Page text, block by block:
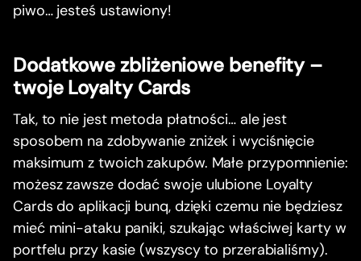
piwo… jesteś ustawiony!
Dodatkowe zbliżeniowe benefity –
twoje Loyalty Cards
Tak, to nie jest metoda płatności… ale jest
sposobem na zdobywanie zniżek i wyciśnięcie
maksimum z twoich zakupów. Małe przypomnienie:
możesz zawsze dodać swoje ulubione Loyalty
Cards do aplikacji bunq, dzięki czemu nie będziesz
mieć mini-ataku paniki, szukając właściwej karty w
portfelu przy kasie (wszyscy to przerabialiśmy).